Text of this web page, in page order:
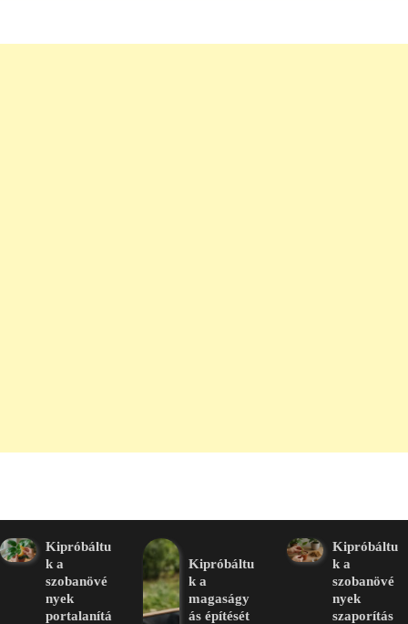
Kipróbáltu
k a
szobanövé
nyek
portalanítá
Kipróbáltu
k a
magaságy
ás építését
Kipróbáltu
k a
szobanövé
nyek
szaporítás